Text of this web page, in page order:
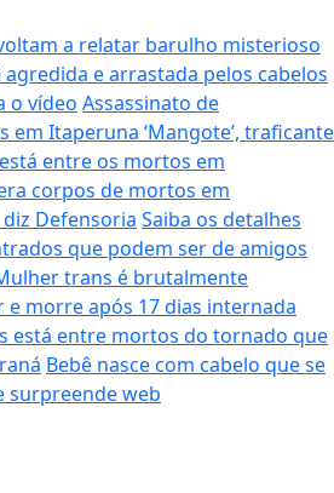
a relatar barulho misterioso
e arrastada pelos cabelos
o vídeo Assassinato de
em Itaperuna ‘Mangote’, traficante
entre os mortos em
corpos de mortos em
Defensoria Saiba os detalhes
que podem ser de amigos
trans é brutalmente
e morre após 17 dias internada
está entre mortos do tornado que
Bebê nasce com cabelo que se
surpreende web